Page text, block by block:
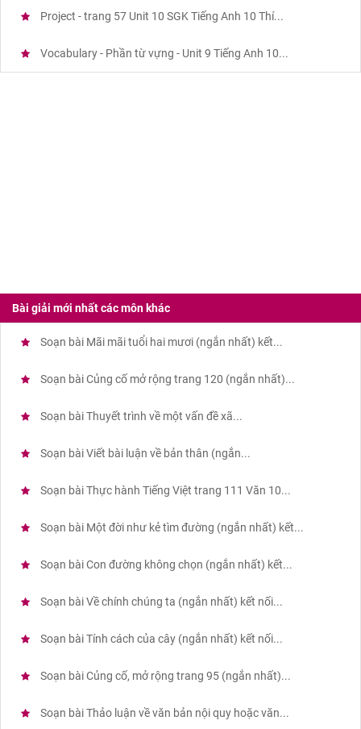
Project - trang 57 Unit 10 SGK Tiếng Anh 10 Thí...
Vocabulary - Phần từ vựng - Unit 9 Tiếng Anh 10...
Bài giải mới nhất các môn khác
Soạn bài Mãi mãi tuổi hai mươi (ngắn nhất) kết...
Soạn bài Củng cố mở rộng trang 120 (ngắn nhất)...
Soạn bài Thuyết trình về một vấn đề xã...
Soạn bài Viết bài luận về bản thân (ngắn...
Soạn bài Thực hành Tiếng Việt trang 111 Văn 10...
Soạn bài Một đời như kẻ tìm đường (ngắn nhất) kết...
Soạn bài Con đường không chọn (ngắn nhất) kết...
Soạn bài Về chính chúng ta (ngắn nhất) kết nối...
Soạn bài Tính cách của cây (ngắn nhất) kết nối...
Soạn bài Củng cố, mở rộng trang 95 (ngắn nhất)...
Soạn bài Thảo luận về văn bản nội quy hoặc văn...